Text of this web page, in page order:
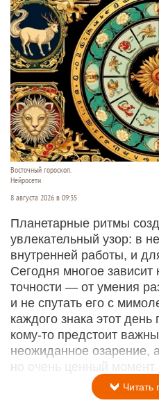
Восточный гороскоп.
Нейросети
8 августа 2026 в 09:35
Планетарные ритмы
увлекательный узор: в
внутренней работы, и
Сегодня многое зависит
точности — от умения
и не спутать его с
каждого знака этот день
кому‑то предстоит
неожиданное озарение,
но очень ценный момент
Читать